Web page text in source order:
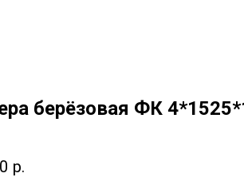
берёзовая ФК
р.